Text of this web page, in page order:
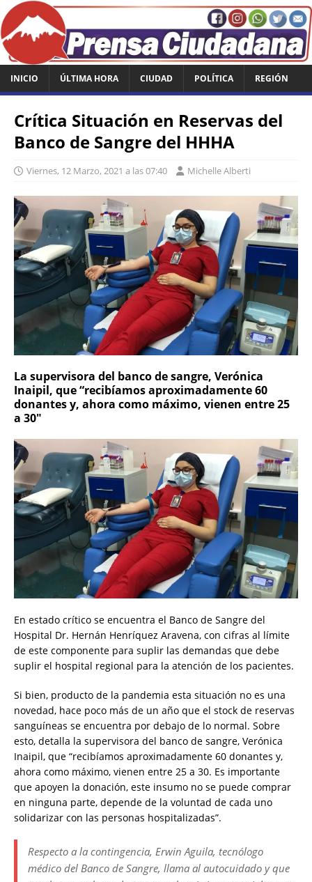
INICIO ÚLTIMA HORA CIUDAD POLÍTICA REGIÓN
Crítica Situación en Reservas del
Banco de Sangre del HHHA
Viernes, 12 Marzo, 2021 a las 07:40 Michelle Alberti
La supervisora del banco de sangre, Verónica
Inaipil, que “recibíamos aproximadamente 60
donantes y, ahora como máximo, vienen entre 25
a 30″
En estado crítico se encuentra el Banco de Sangre del
Hospital Dr. Hernán Henríquez Aravena, con cifras al límite
de este componente para suplir las demandas que debe
suplir el hospital regional para la atención de los pacientes.
Si bien, producto de la pandemia esta situación no es una
novedad, hace poco más de un año que el stock de reservas
sanguíneas se encuentra por debajo de lo normal. Sobre
esto, detalla la supervisora del banco de sangre, Verónica
Inaipil, que “recibíamos aproximadamente 60 donantes y,
ahora como máximo, vienen entre 25 a 30. Es importante
que apoyen la donación, este insumo no se puede comprar
en ninguna parte, depende de la voluntad de cada uno
solidarizar con las personas hospitalizadas”.
Respecto a la contingencia, Erwin Aguila, tecnólogo
médico del Banco de Sangre, llama al autocuidado y que